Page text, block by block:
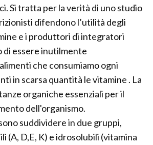
Si tratta per la verità di uno studio
difendono l’utilità degli
e i produttori di integratori
di essere inutilmente
che consumiamo ogni
in scarsa quantità le vitamine . La
organiche essenziali per il
dell'organismo.
suddividere in due gruppi,
(A, D,E, K) e idrosolubili (vitamina